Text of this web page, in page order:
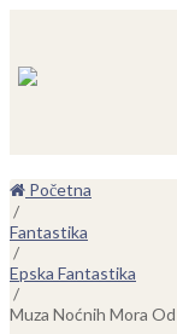
Početna
/
Fantastika
/
Epska Fantastika
/
Muza Noćnih Mora